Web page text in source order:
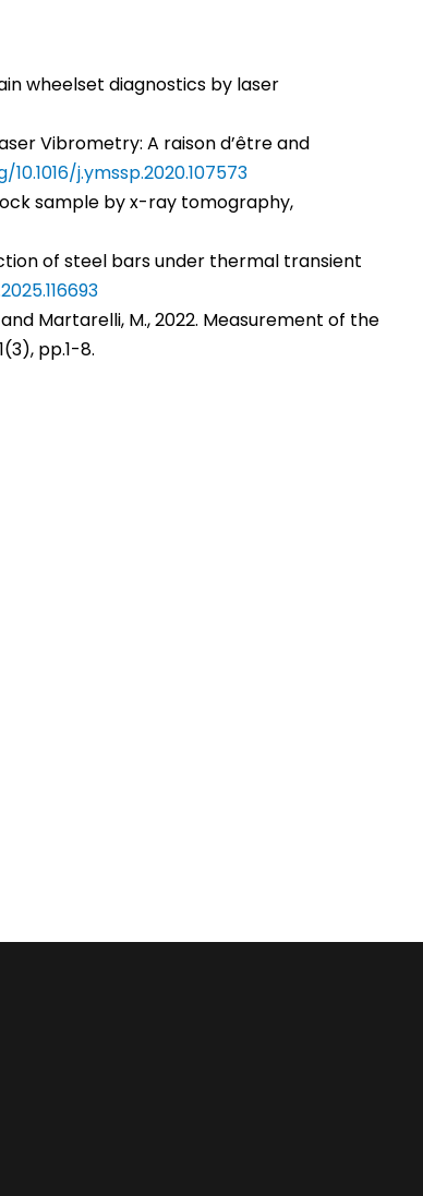
wheelset diagnostics by laser
Vibrometry: A raison d’être and
j.ymssp.2020.107573
sample by x-ray tomography,
of steel bars under thermal transient
and Martarelli, M., 2022. Measurement of the
pp.1-8.